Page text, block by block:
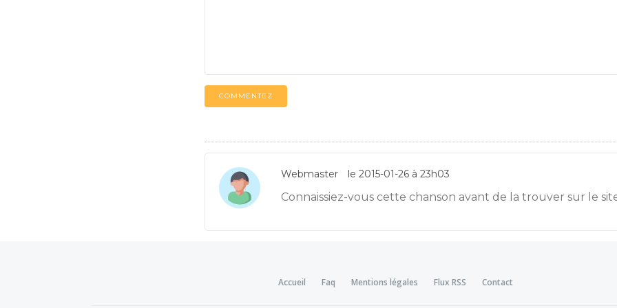
COMMENTEZ
Webmaster le 2015-01-26 à 23h03
Connaissiez-vous cette chanson avant de la trouver sur le
Accueil Faq Mentions légales Flux RSS Contact